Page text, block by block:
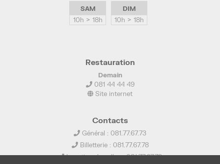
SAM
10h > 18h
DIM
10h > 18h
Restauration
Demain
081 44 44 49
Site internet
Contacts
Général : 081.77.67.73
Billetterie : 081.77.67.78
Location de salles : 081.77.67.79